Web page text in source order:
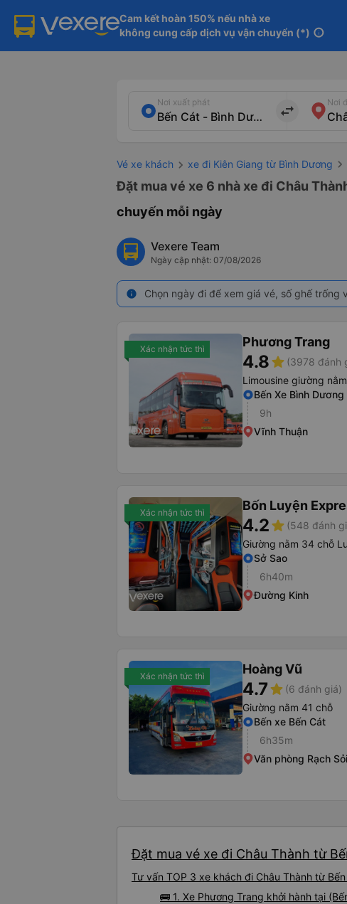
Cam kết hoàn 150% nếu nhà xe
không cung cấp dịch vụ vận chuyển (*) info
Nơi xuất phát
import_export
Nơi
Vé xe khách xe đi Kiên Giang từ Bình Dương
Đặt mua vé xe 6 nhà xe đi Châu
chuyến mỗi ngày
Vexere Team
Ngày cập nhật: 07/08/2026
info Chọn ngày đi để xem giá vé, số ghế trống
Xác nhận tức thì Phương Trang
4.8star (3978 đánh
Limousine giường
Bến Xe Bình Dương
9h
Vĩnh Thuận
Xác nhận tức thì Bốn Luyện
4.2star (548 đánh
Giường nằm 34 chỗ
Sở Sao
6h40m
Đường Kinh
Xác nhận tức thì Hoàng Vũ
4.7star (6 đánh giá)
Giường nằm 41 chỗ
Bến xe Bến Cát
6h35m
Văn phòng Rạch Sỏi
Đặt mua vé xe đi Châu Thành từ
Tư vấn TOP 3 xe khách đi Châu Thành từ
🚌 1. Xe Phương Trang khởi hành tại